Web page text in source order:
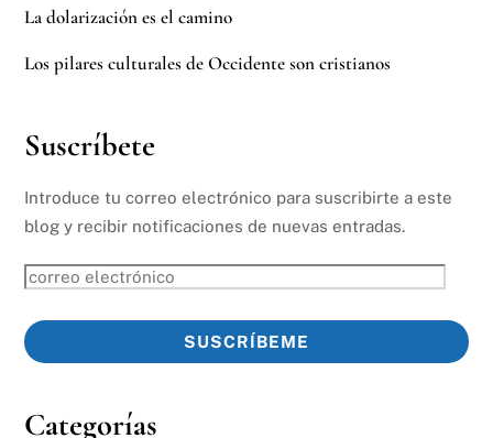
La dolarización es el camino
Los pilares culturales de Occidente son cristianos
Suscríbete
Introduce tu correo electrónico para suscribirte a este
blog y recibir notificaciones de nuevas entradas.
correo
SUSCRÍBEME
Categorías